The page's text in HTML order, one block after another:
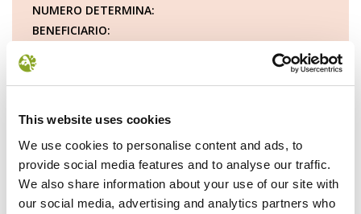
This website uses cookies
We use cookies to personalise content and ads, to
provide social media features and to analyse our traffic.
We also share information about your use of our site with
our social media, advertising and analytics partners who
NUMERO DETERMINA:
BENEFICIARIO:
Dipartimento di Biologia Cellulare e Ambientale sezione
Biologia Animale ed Ecologia dell'Università di Perugia
NORMA O TITOLO A BASE DELL'ATTRIBUZIONE:
PI/CF:
00448820548
UFFICIO:
Promozione
IMPORTO LORDO: